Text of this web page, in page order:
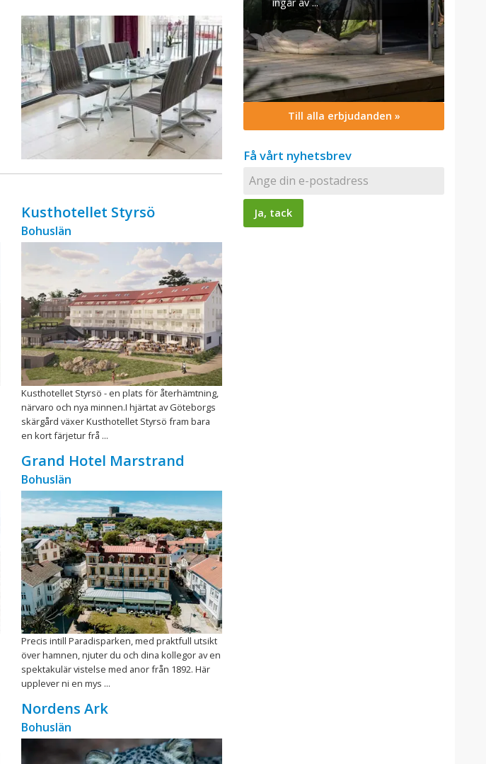
Kusthotellet Styrsö
Bohuslän
Kusthotellet Styrsö - en plats för återhämtning,
närvaro och nya minnen.I hjärtat av Göteborgs
skärgård växer Kusthotellet Styrsö fram bara
en kort färjetur frå ...
Grand Hotel Marstrand
Bohuslän
Precis intill Paradisparken, med praktfull utsikt
över hamnen, njuter du och dina kollegor av en
spektakulär vistelse med anor från 1892. Här
upplever ni en mys ...
Nordens Ark
Bohuslän
Till alla erbjudanden »
Få vårt nyhetsbrev